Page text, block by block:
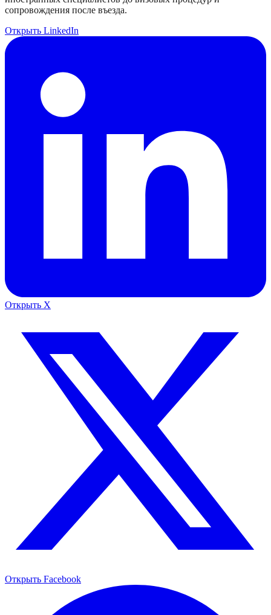
сопровождения после въезда.
Открыть LinkedIn
Открыть X
Открыть Facebook